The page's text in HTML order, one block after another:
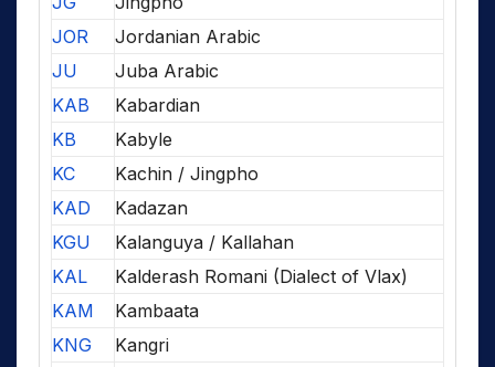
JOR
Jordanian Arabic
JU
Juba Arabic
KAB
Kabardian
KB
Kabyle
KC
Kachin / Jingpho
KAD
Kadazan
KGU
Kalanguya / Kallahan
KAL
Kalderash Romani (Dialect of Vlax)
KAM
Kambaata
KNG
Kangri